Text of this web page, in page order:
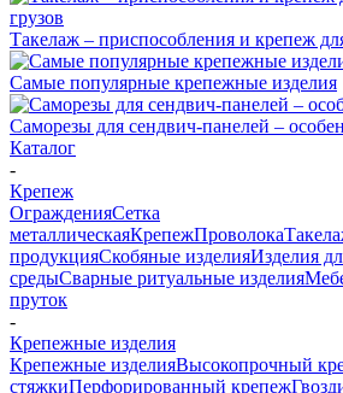
Такелаж – приспособления и крепеж
Самые популярные крепежные изделия
Саморезы для сендвич-панелей –
Каталог
-
Крепеж
ОгражденияСетка
металлическаяКрепежПроволока
продукцияСкобяные изделияИзделия
средыСварные ритуальные изделия
пруток
-
Крепежные изделия
Крепежные изделияВысокопрочный
стяжкиПерфорированный крепеж